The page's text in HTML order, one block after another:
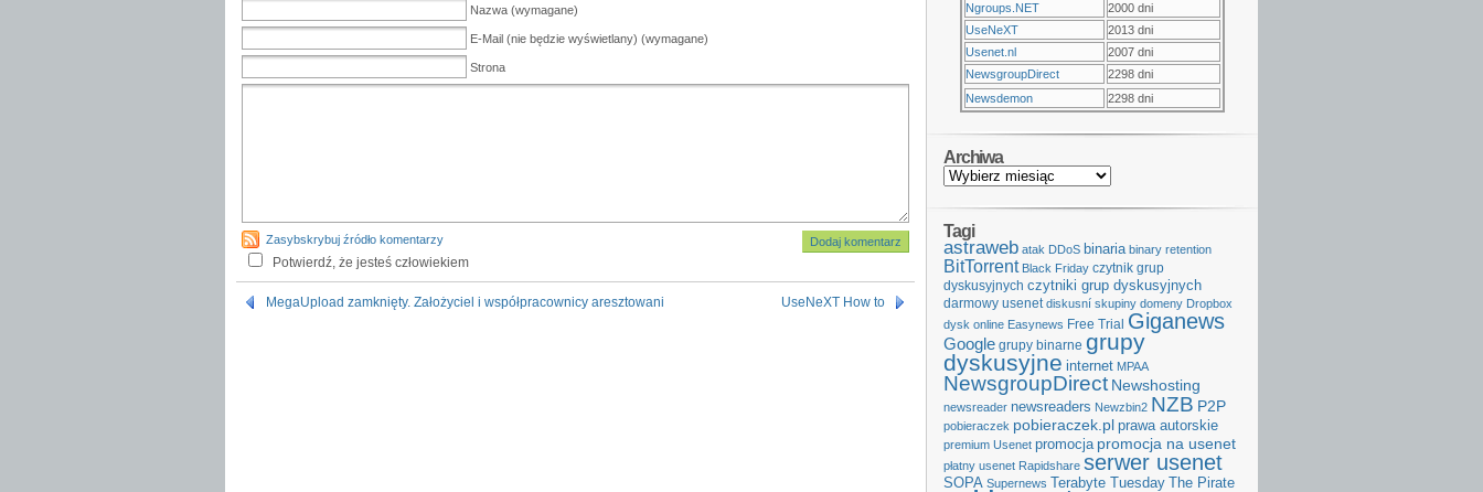
Nazwa (wymagane)
E-Mail (nie będzie wyświetlany) (wymagane)
Strona
Zasybskrybuj źródło komentarzy
Potwierdź, że jesteś człowiekiem
MegaUpload zamknięty. Założyciel i współpracownicy aresztowani UseNeXT How to
Ngroups.NET
2000 dni
UseNeXT
2013 dni
Usenet.nl
2007 dni
NewsgroupDirect
2298 dni
Newsdemon
2298 dni
Archiwa
Tagi
astraweb atak DDoS binaria binary retention
BitTorrent Black Friday czytnik grup
dyskusyjnych czytniki grup dyskusyjnych
darmowy usenet diskusní skupiny domeny Dropbox
dysk online Easynews Free Trial Giganews
Google grupy binarne grupy
dyskusyjne internet MPAA
NewsgroupDirect Newshosting
newsreader newsreaders Newzbin2 NZB P2P
pobieraczek pobieraczek.pl prawa autorskie
premium Usenet promocja promocja na usenet
płatny usenet Rapidshare serwer usenet
SOPA Supernews Terabyte Tuesday The Pirate